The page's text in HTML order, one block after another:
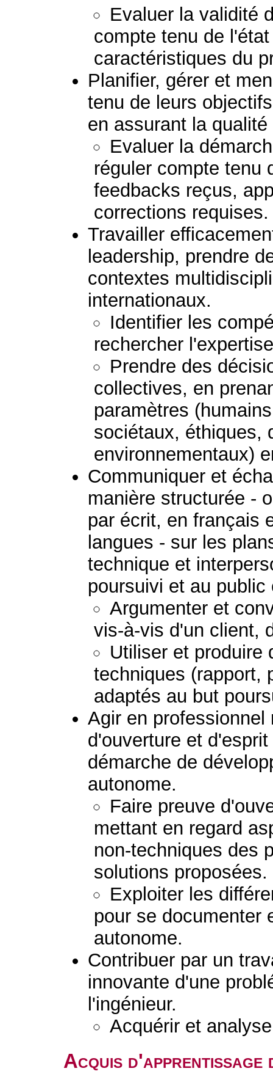
Evaluer la validité
compte tenu de
caractéristiques du
Planifier, gérer et
tenu de leurs
en assurant la
Evaluer la
réguler compte tenu
feedbacks reçus,
corrections requises.
Travailler
leadership, prendre
contextes
internationaux.
Identifier les
rechercher
Prendre des
collectives, en
paramètres
sociétaux, éthiques,
environnementaux)
Communiquer et
manière structurée -
par écrit, en français
langues - sur les
technique et
poursuivi et au public
Argumenter et
vis-à-vis d'un client,
Utiliser et produire
techniques (rapport,
adaptés au but
Agir en
d'ouverture et
démarche de
autonome.
Faire preuve
mettant en regard
non-techniques des
solutions proposées.
Exploiter les
pour se documenter
autonome.
Contribuer par un
innovante d'une
l'ingénieur.
Acquérir et
Acquis d'apprentissage